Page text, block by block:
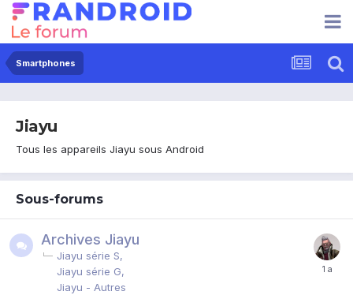
Smartphones
Jiayu
Tous les appareils Jiayu sous Android
Sous-forums
Archives Jiayu
Jiayu série S
Jiayu série G
Jiayu - Autres